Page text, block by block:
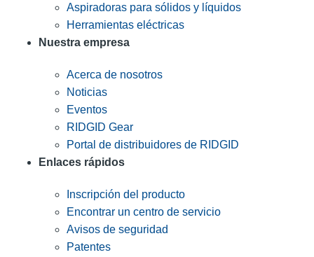
Aspiradoras para sólidos y líquidos
Herramientas eléctricas
Nuestra empresa
Acerca de nosotros
Noticias
Eventos
RIDGID Gear
Portal de distribuidores de RIDGID
Enlaces rápidos
Inscripción del producto
Encontrar un centro de servicio
Avisos de seguridad
Patentes